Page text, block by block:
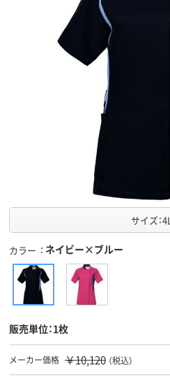
サイズ：4L
カラー ネイビー×ブルー
販売単位：1枚
メーカー価格 ￥10,120 （税込）